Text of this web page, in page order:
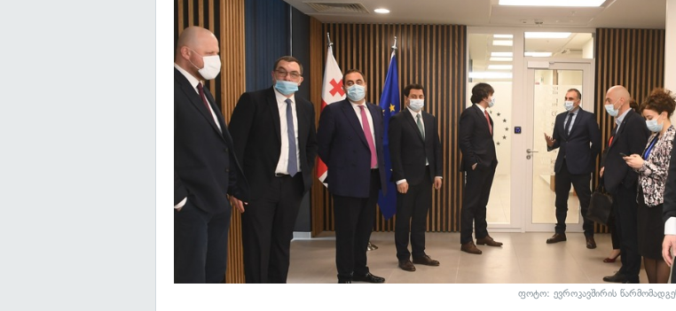
ფოტო: ევროკავშირის